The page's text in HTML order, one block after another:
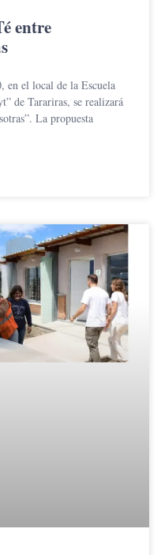
entre
en el local de la Escuela
de Tarariras, se realizará
La propuesta